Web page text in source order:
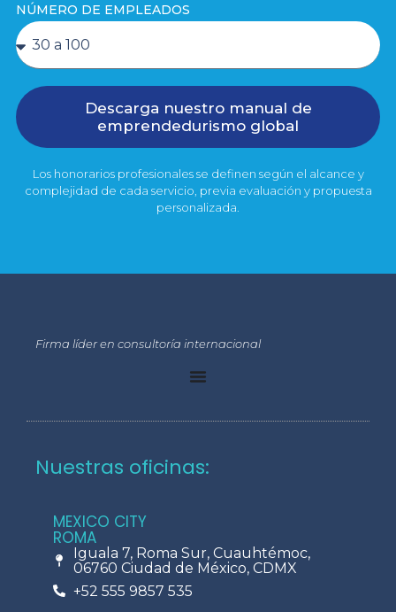
NÚMERO DE EMPLEADOS
Descarga nuestro manual de
emprendedurismo global
Los honorarios profesionales se definen según el alcance y
complejidad de cada servicio, previa evaluación y propuesta
personalizada.
Firma líder en consultoría internacional
Nuestras oficinas:
MEXICO CITY
ROMA
Iguala 7, Roma Sur, Cuauhtémoc,
06760 Ciudad de México, CDMX
+52 555 9857 535